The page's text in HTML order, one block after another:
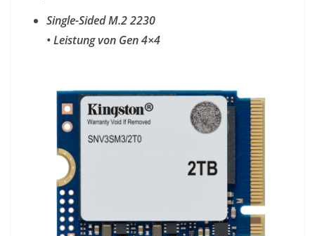
Single-Sided M.2 2230
•Leistung von Gen 4×4